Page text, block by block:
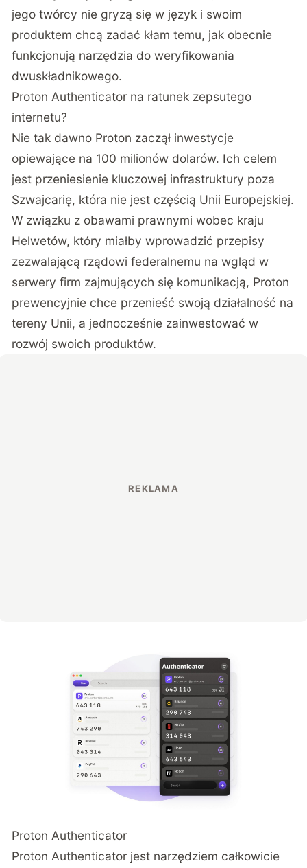
jego twórcy nie gryzą się w język i swoim
produktem chcą zadać kłam temu, jak obecnie
funkcjonują narzędzia do weryfikowania
dwuskładnikowego.
Proton Authenticator na ratunek zepsutego
internetu?
Nie tak dawno Proton zaczął inwestycje
opiewające na 100 milionów dolarów. Ich celem
jest przeniesienie kluczowej infrastruktury poza
Szwajcarię, która nie jest częścią Unii Europejskiej.
W związku z obawami prawnymi wobec kraju
Helwetów, który miałby wprowadzić przepisy
zezwalającą rządowi federalnemu na wgląd w
serwery firm zajmujących się komunikacją, Proton
prewencyjnie chce przenieść swoją działalność na
tereny Unii, a jednocześnie zainwestować w
rozwój swoich produktów.
Proton Authenticator
Proton Authenticator jest narzędziem całkowicie